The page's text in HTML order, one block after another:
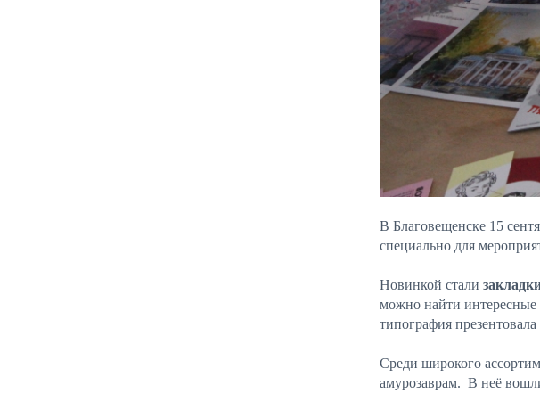
В Благовещенске 15
специально для
Новинкой стали
можно найти интересные
типография
Среди широкого
амурозаврам. В неё